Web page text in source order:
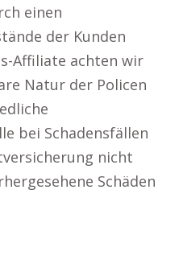
einen
der Kunden
Affiliate achten wir
Natur der Policen
bei Schadensfällen
nicht
Schäden